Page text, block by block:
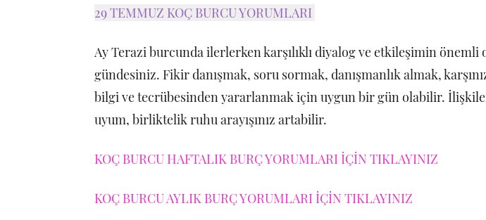
29 TEMMUZ KOÇ BURCU YORUMLARI
Ay Terazi burcunda ilerlerken karşılıklı diyalog ve etkileşimin önemli
gündesiniz. Fikir danışmak, soru sormak, danışmanlık almak,
bilgi ve tecrübesinden yararlanmak için uygun bir gün olabilir.
uyum, birliktelik ruhu arayışınız artabilir.
KOÇ BURCU HAFTALIK BURÇ YORUMLARI İÇİN TIKLAYINIZ
KOÇ BURCU AYLIK BURÇ YORUMLARI İÇİN TIKLAYINIZ